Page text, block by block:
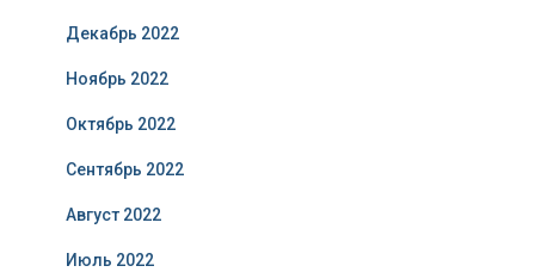
Декабрь 2022
Ноябрь 2022
Октябрь 2022
Сентябрь 2022
Август 2022
Июль 2022